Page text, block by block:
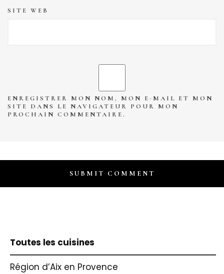
SITE WEB
ENREGISTRER MON NOM, MON E-MAIL ET MON
SITE DANS LE NAVIGATEUR POUR MON
PROCHAIN COMMENTAIRE.
Toutes les cuisines
Région d’Aix en Provence